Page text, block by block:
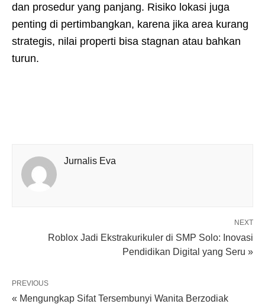
dan prosedur yang panjang. Risiko lokasi juga
penting di pertimbangkan, karena jika area kurang
strategis, nilai properti bisa stagnan atau bahkan
turun.
Jurnalis Eva
NEXT
Roblox Jadi Ekstrakurikuler di SMP Solo: Inovasi
Pendidikan Digital yang Seru »
PREVIOUS
« Mengungkap Sifat Tersembunyi Wanita Berzodiak